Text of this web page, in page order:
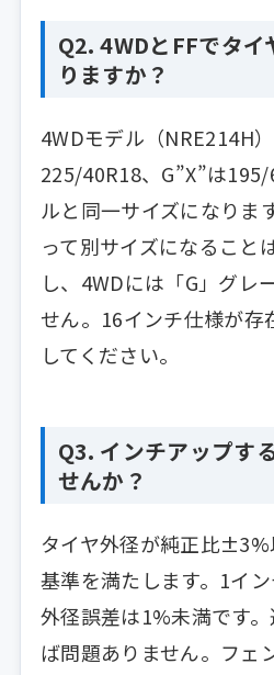
Q2. 4WDとFFでタイ
りますか？
4WDモデル（NRE214H
225/40R18、G”X”は
ルと同一サイズになりま
って別サイズになること
し、4WDには「G」グレ
せん。16インチ仕様が存
してください。
Q3. インチアップす
せんか？
タイヤ外径が純正比
基準を満たします。1イ
外径誤差は1%未満です
ば問題ありません。フェ